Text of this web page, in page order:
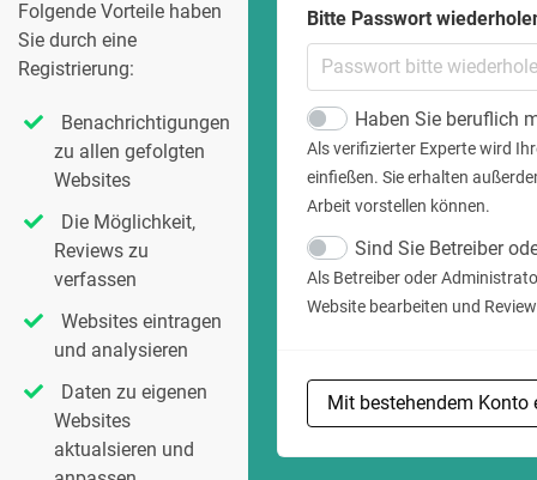
Folgende Vorteile haben
Sie durch eine
Registrierung:
Benachrichtigungen
zu allen gefolgten
Websites
Die Möglichkeit,
Reviews zu
verfassen
Websites eintragen
und analysieren
Daten zu eigenen
Websites
aktualsieren und
Bitte Passwort
Haben Sie beruflich
Als verifizierter Experte wird
einfießen. Sie erhalten
Arbeit vorstellen können.
Sind Sie Betreiber
Als Betreiber oder
Website bearbeiten und
Mit bestehendem Konto